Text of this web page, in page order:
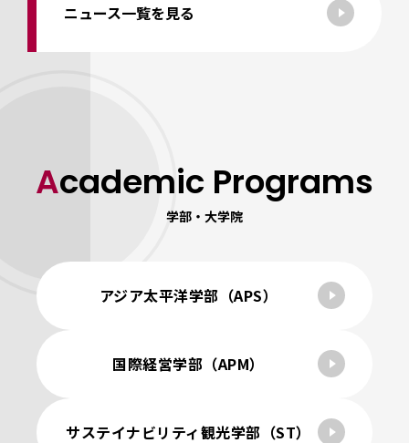
ニュース一覧を見る
Academic Programs
学部・大学院
アジア太平洋学部（APS）
国際経営学部（APM）
サステイナビリティ観光学部（ST）